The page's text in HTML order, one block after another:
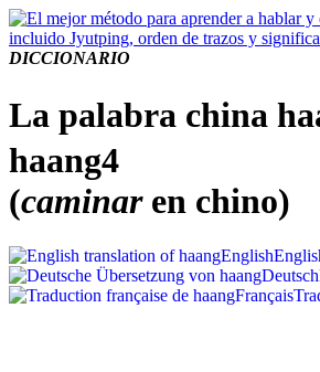
DICCIONARIO
La palabra china
haang4
(caminaren chino)
English
Deutsch
Français